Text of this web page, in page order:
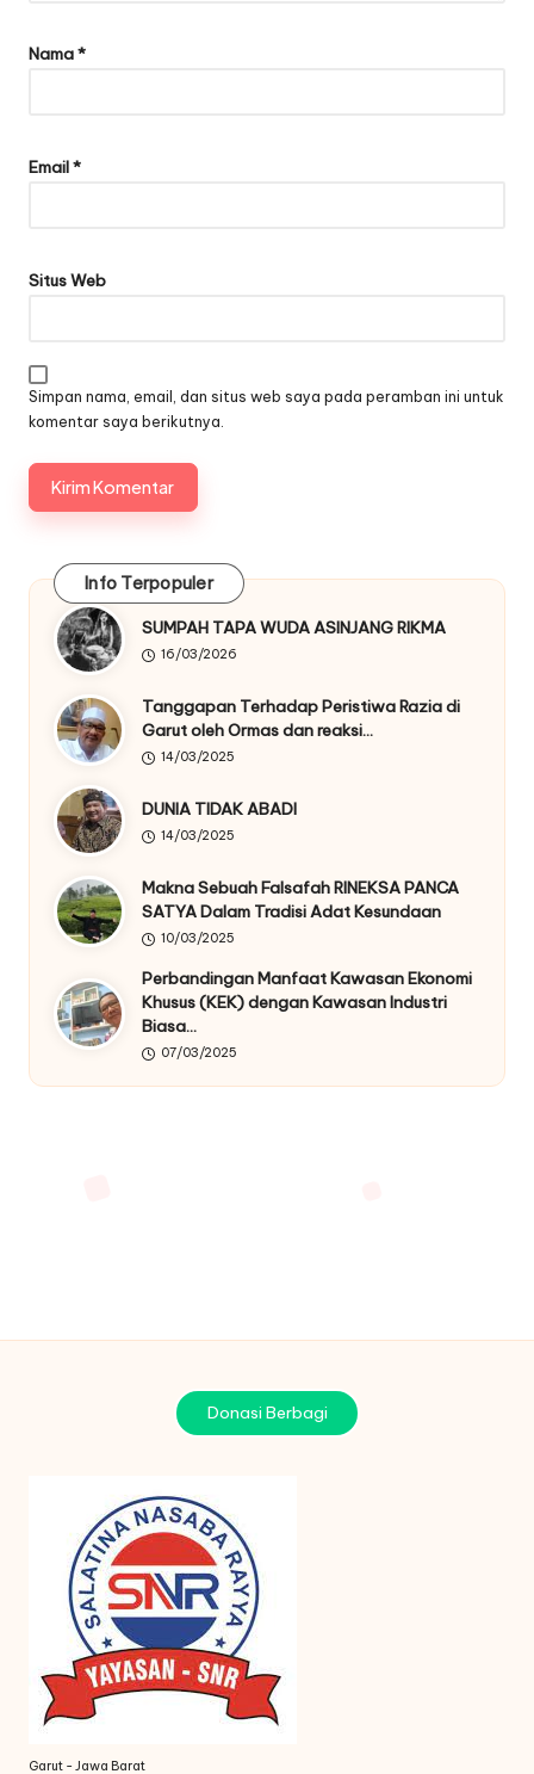
Nama*
Email*
Situs Web
Simpan nama, email, dan situs web saya pada peramban ini untuk
komentar saya berikutnya.
Info Terpopuler
SUMPAH TAPA WUDA ASINJANG RIKMA
16/03/2026
Tanggapan Terhadap Peristiwa Razia di
Garut oleh Ormas dan reaksi…
14/03/2025
DUNIA TIDAK ABADI
14/03/2025
Makna Sebuah Falsafah RINEKSA PANCA
SATYA Dalam Tradisi Adat Kesundaan
10/03/2025
Perbandingan Manfaat Kawasan Ekonomi
Khusus (KEK) dengan Kawasan Industri
Biasa…
07/03/2025
Donasi Berbagi
Garut - Jawa Barat